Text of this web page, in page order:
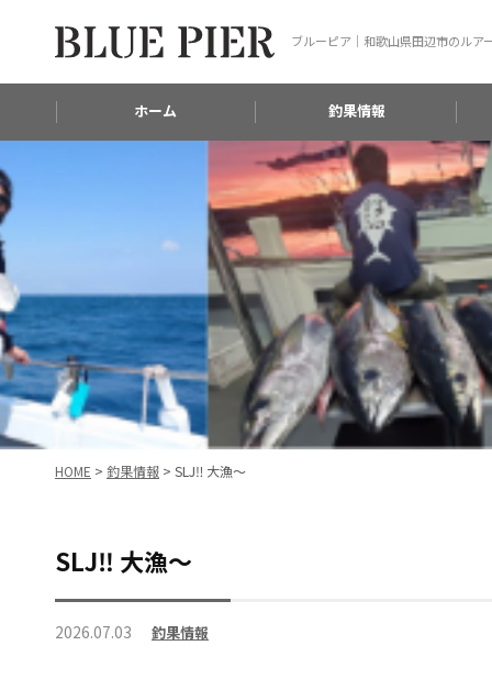
ブルーピア｜和歌山県田辺市のルア
ホーム 釣果情報
HOME > 釣果情報 > SLJ‼️ 大漁〜
SLJ‼️ 大漁〜
2026.07.03 釣果情報